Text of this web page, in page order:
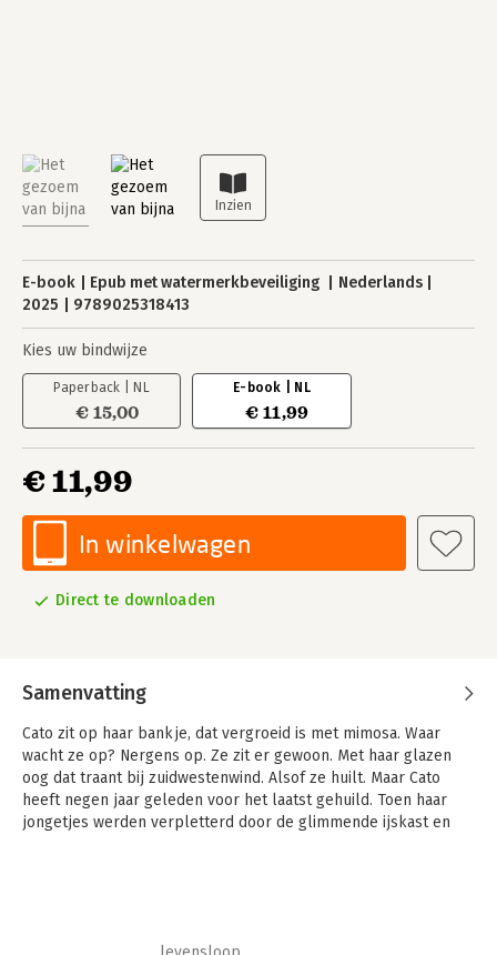
E-book Epub met watermerkbeveiliging
Nederlands
2025
9789025318413
Kies uw bindwijze
Paperback | NL
€ 15,00
E-book | NL
€ 11,99
€ 11,99
In winkelwagen
Direct te downloaden
Samenvatting
Cato zit op haar bankje, dat vergroeid is met mimosa. Waar
wacht ze op? Nergens op. Ze zit er gewoon. Met haar glazen
oog dat traant bij zuidwestenwind. Alsof ze huilt. Maar Cato
heeft negen jaar geleden voor het laatst gehuild. Toen haar
jongetjes werden verpletterd door de glimmende ijskast en
fladderende geluid van een vergeten belofte: het besluit om